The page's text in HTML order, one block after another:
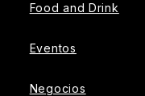
Food and Drink
Eventos
Negocios